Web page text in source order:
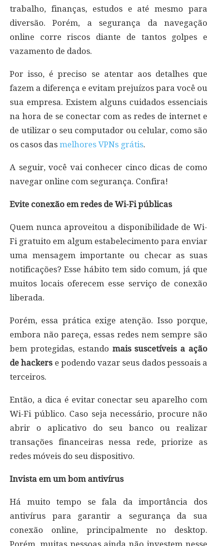
trabalho, finanças, estudos e até mesmo para
diversão. Porém, a segurança da navegação
online corre riscos diante de tantos golpes e
vazamento de dados.
Por isso, é preciso se atentar aos detalhes que
fazem a diferença e evitam prejuízos para você ou
sua empresa. Existem alguns cuidados essenciais
na hora de se conectar com as redes de internet e
de utilizar o seu computador ou celular, como são
os casos das melhores VPNs grátis.
A seguir, você vai conhecer cinco dicas de como
navegar online com segurança. Confira!
Evite conexão em redes de Wi-Fi públicas
Quem nunca aproveitou a disponibilidade de Wi-
Fi gratuito em algum estabelecimento para enviar
uma mensagem importante ou checar as suas
notificações? Esse hábito tem sido comum, já que
muitos locais oferecem esse serviço de conexão
liberada.
Porém, essa prática exige atenção. Isso porque,
embora não pareça, essas redes nem sempre são
bem protegidas, estando mais suscetíveis a ação
de hackerse podendo vazar seus dados pessoais a
terceiros.
Então, a dica é evitar conectar seu aparelho com
Wi-Fi público. Caso seja necessário, procure não
abrir o aplicativo do seu banco ou realizar
transações financeiras nessa rede, priorize as
redes móveis do seu dispositivo.
Invista em um bom antivírus
Há muito tempo se fala da importância dos
antivírus para garantir a segurança da sua
conexão online, principalmente no desktop.
Porém, muitas pessoas ainda não investem nesse